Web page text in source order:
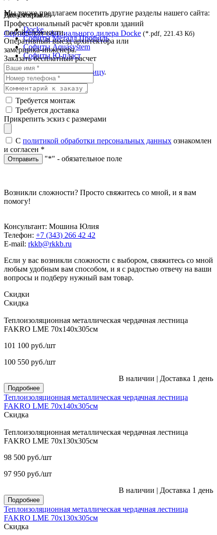
Мы также предлагаем посетить другие разделы нашего сайта:
Docke
Софиты Металл Профиль
Софиты Aquasystem
Софиты Ю-пласт
Перейти наглавную страницу.
Документы
Сертификат официального дилера Docke (*.pdf, 221.43 Кб)
Расчёт кровли
Профессиональный расчёт кровли зданий
любой сложности.
Оперативный выезд архитектора или
замерщика-инженера.
Заказать бесплатный расчет
Требуется монтаж
Требуется доставка
Прикрепить эскиз с размерами
С политикой обработки персональных данных ознакомлен
и согласен *
Отправить "*" - обязательное поле
Возникли сложности? Просто свяжитесь со мной, и я вам
помогу!
Консультант: Мошина Юлия
Телефон: +7 (343) 266 42 42
E-mail: rkkb@rkkb.ru
Если у вас возникли сложности с выбором, свяжитесь со мной
любым удобным вам способом, и я с радостью отвечу на ваши
вопросы и подберу нужный вам товар.
Скидки
Скидка
Теплоизоляционная металлическая чердачная лестница
FAKRO LME 70х140х305см
101 100 руб./шт
100 550 руб./шт
В наличии | Доставка 1 день
Подробнее
Теплоизоляционная металлическая чердачная лестница
FAKRO LME 70х140х305см
Скидка
Теплоизоляционная металлическая чердачная лестница
FAKRO LME 70х130х305см
98 500 руб./шт
97 950 руб./шт
В наличии | Доставка 1 день
Подробнее
Теплоизоляционная металлическая чердачная лестница
FAKRO LME 70х130х305см
Скидка